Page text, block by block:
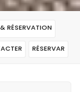
RÉSERVATION
RÉSERVAR